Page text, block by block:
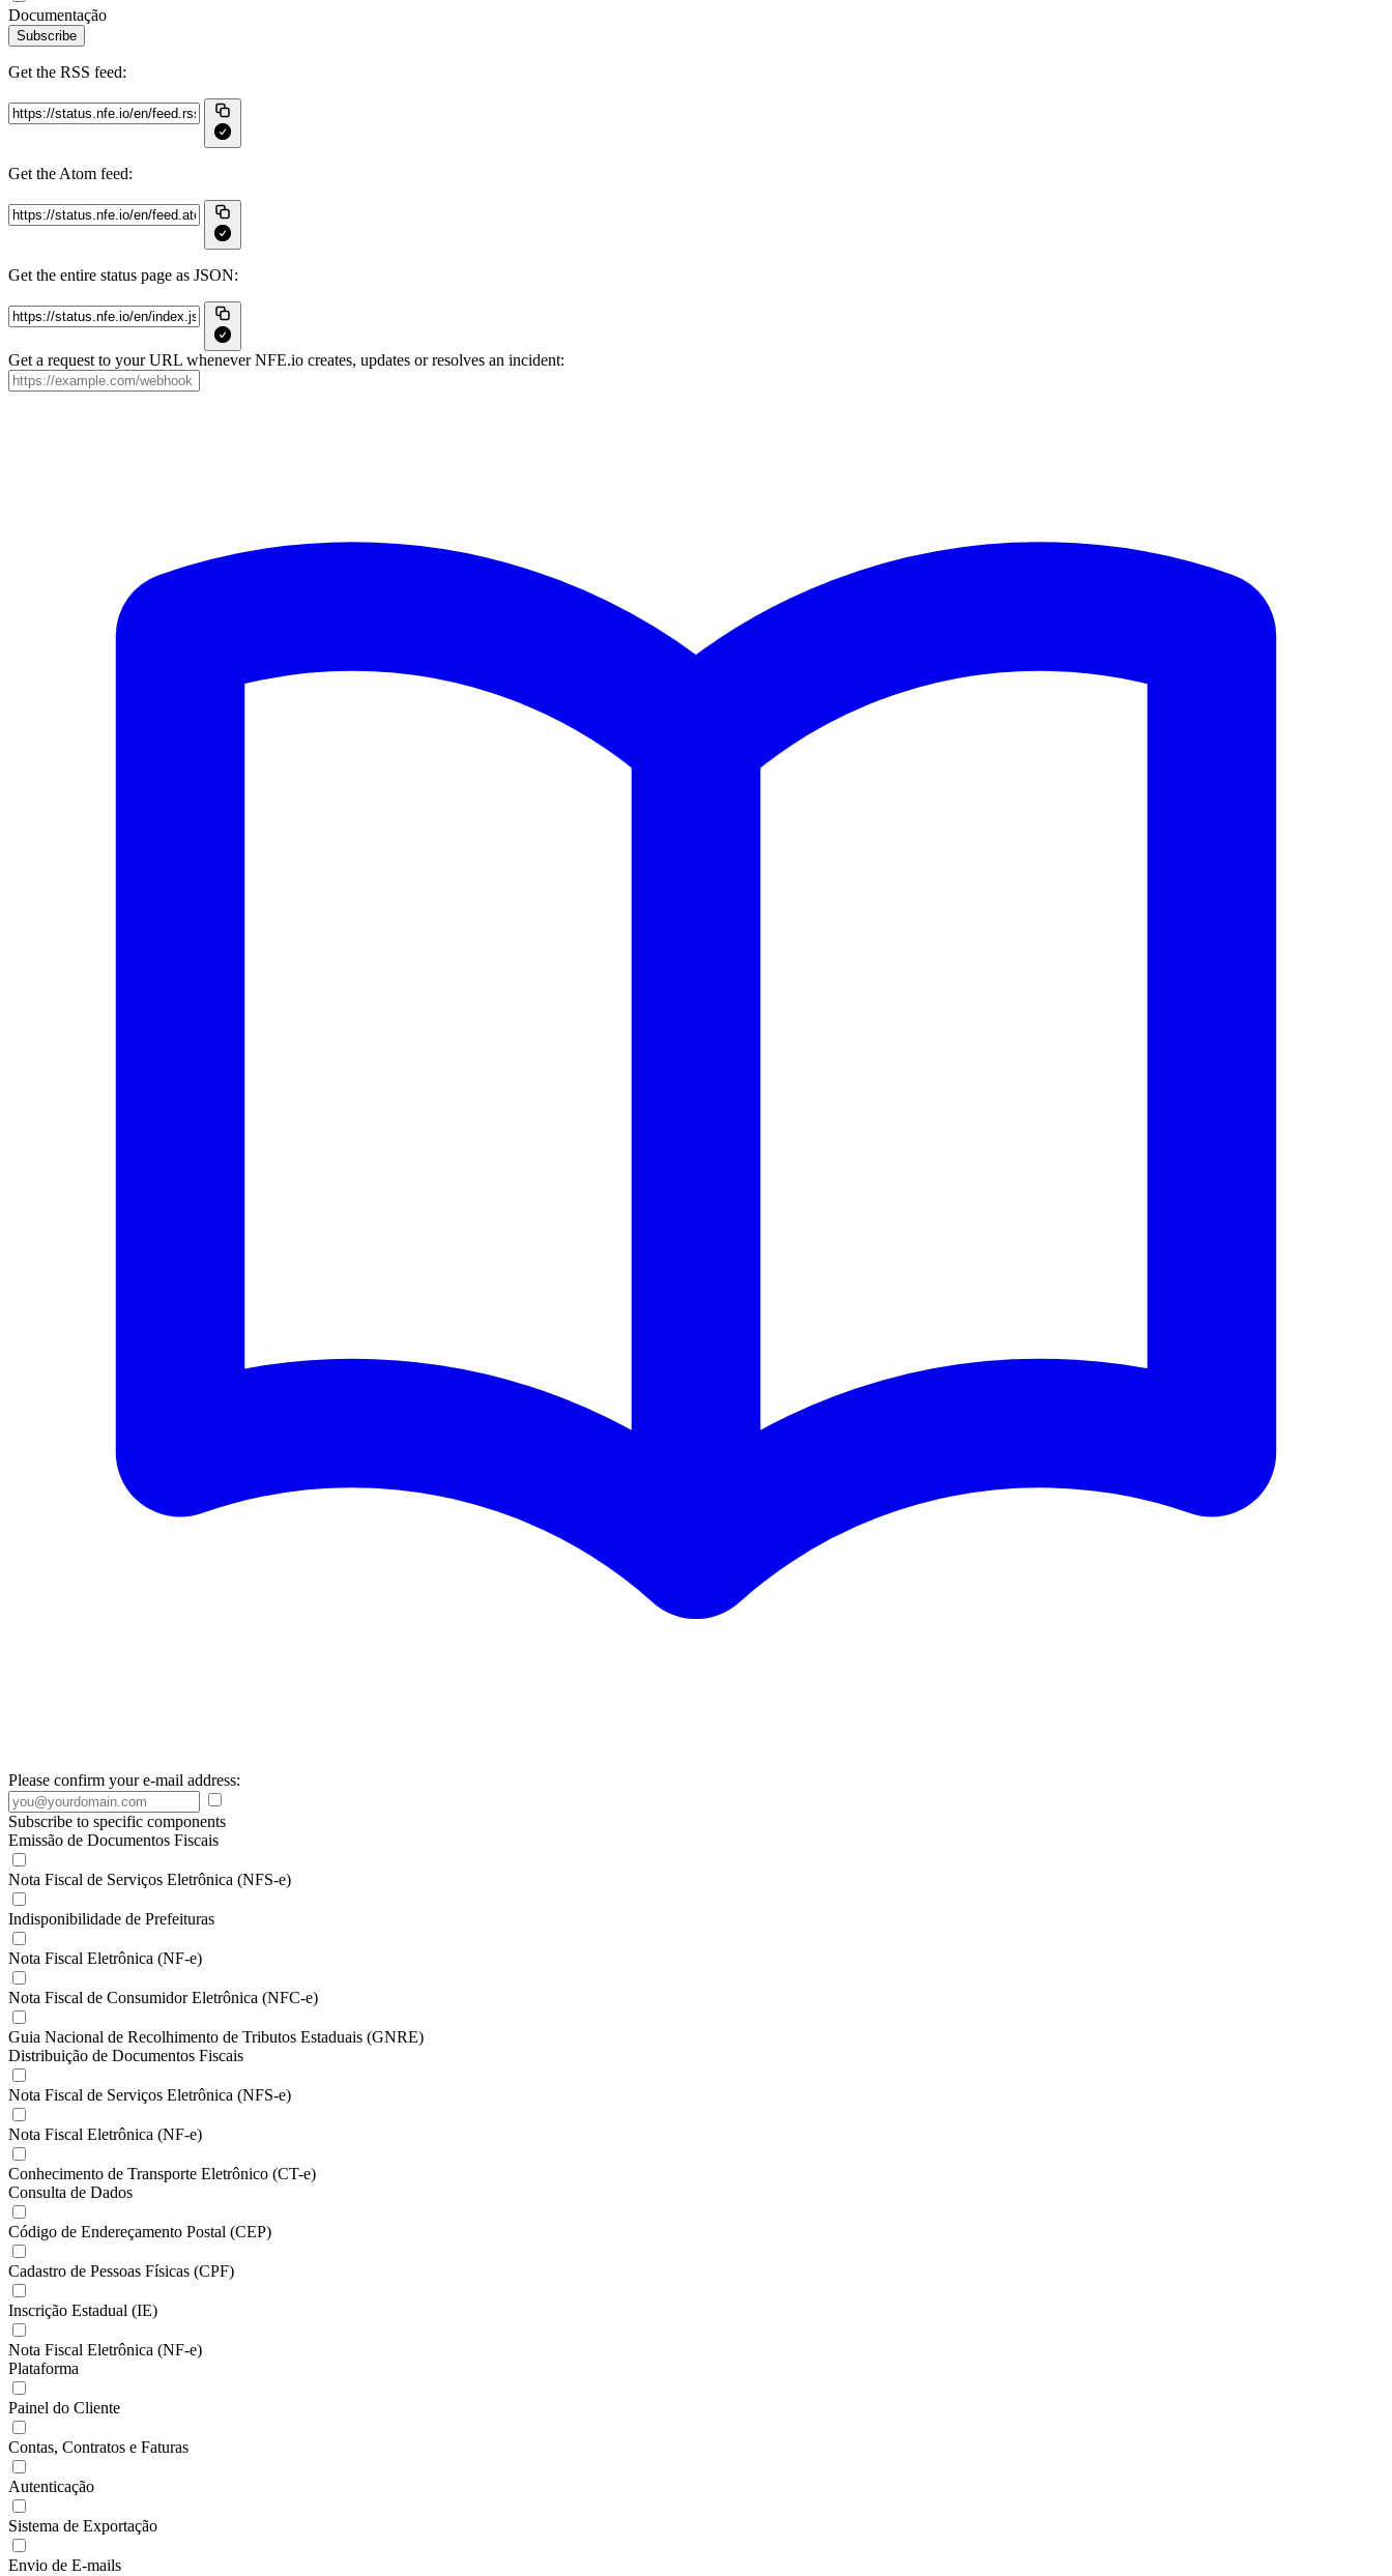
Documentação
Subscribe
Get the RSS feed:
Get the Atom feed:
Get the entire status page as JSON:
Get a request to your URL whenever NFE.io creates, updates or resolves an incident:
Please confirm your e-mail address:
Subscribe to specific components
Emissão de Documentos Fiscais
Nota Fiscal de Serviços Eletrônica (NFS-e)
Indisponibilidade de Prefeituras
Nota Fiscal Eletrônica (NF-e)
Nota Fiscal de Consumidor Eletrônica (NFC-e)
Guia Nacional de Recolhimento de Tributos Estaduais (GNRE)
Distribuição de Documentos Fiscais
Nota Fiscal de Serviços Eletrônica (NFS-e)
Nota Fiscal Eletrônica (NF-e)
Conhecimento de Transporte Eletrônico (CT-e)
Consulta de Dados
Código de Endereçamento Postal (CEP)
Cadastro de Pessoas Físicas (CPF)
Inscrição Estadual (IE)
Nota Fiscal Eletrônica (NF-e)
Plataforma
Painel do Cliente
Contas, Contratos e Faturas
Autenticação
Sistema de Exportação
Envio de E-mails